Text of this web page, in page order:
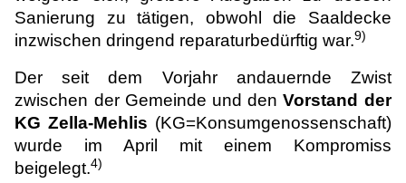
Sanierung zu tätigen, obwohl die Saaldecke
inzwischen dringend reparaturbedürftig war.9)
Der seit dem Vorjahr andauernde Zwist
zwischen der Gemeinde und denVorstand der
KG Zella-Mehlis (KG=Konsumgenossenschaft)
wurde im April mit einem Kompromiss
beigelegt.4)